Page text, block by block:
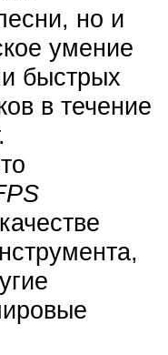
но и
умение
быстрых
в течение